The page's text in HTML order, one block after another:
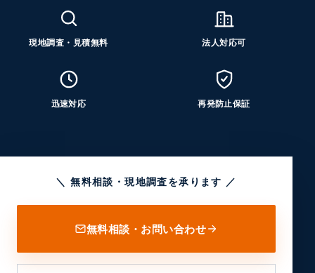
現地調査・見積無料 法人対応可
迅速対応 再発防止保証
＼ 無料相談・現地調査を承ります ／
無料相談・お問い合わせ